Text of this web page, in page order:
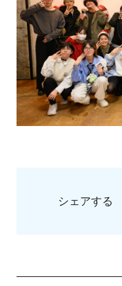
シェアする